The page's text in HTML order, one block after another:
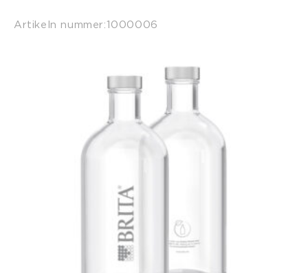
Artikeln nummer:1000006